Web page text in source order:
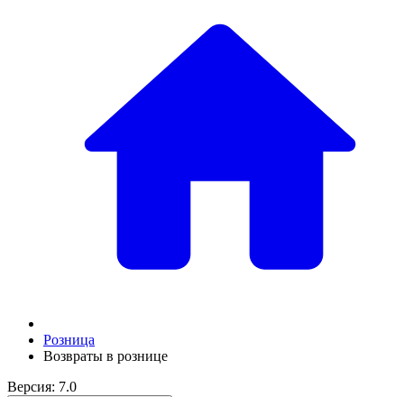
Розница
Возвраты в рознице
Версия: 7.0